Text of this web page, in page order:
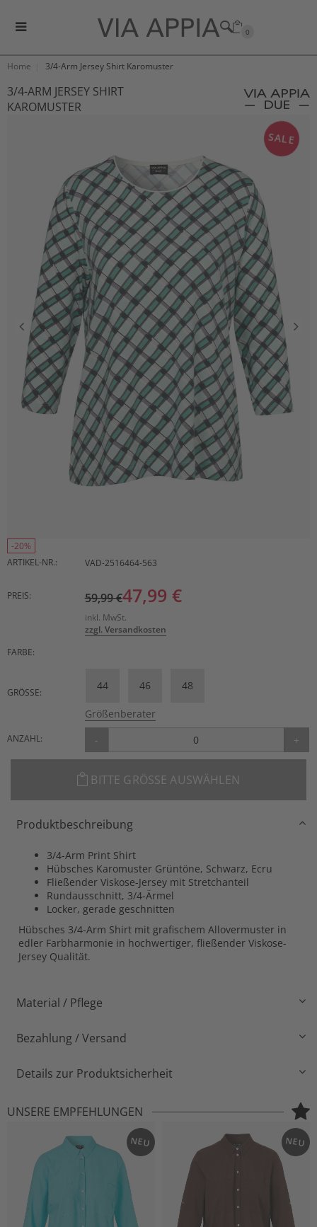
0
Home 3/4-Arm Jersey Shirt Karomuster
3/4-ARM JERSEY SHIRT
KAROMUSTER
SALE
-20%
ARTIKEL-NR.:
VAD-2516464-563
PREIS: 59,99 €47,99 €
inkl. MwSt.
zzgl. Versandkosten
FARBE:
GRÖSSE:
44 46 48
Größenberater
ANZAHL: - +
BITTE GRÖSSE AUSWÄHLEN
Produktbeschreibung
3/4-Arm Print Shirt
Hübsches Karomuster Grüntöne, Schwarz, Ecru
Fließender Viskose-Jersey mit Stretchanteil
Rundausschnitt, 3/4-Ärmel
Locker, gerade geschnitten
Hübsches 3/4-Arm Shirt mit grafischem Allovermuster in
edler Farbharmonie in hochwertiger, fließender Viskose-
Jersey Qualität.
Material / Pflege
Bezahlung / Versand
Details zur Produktsicherheit
UNSERE EMPFEHLUNGEN
NEU NEU